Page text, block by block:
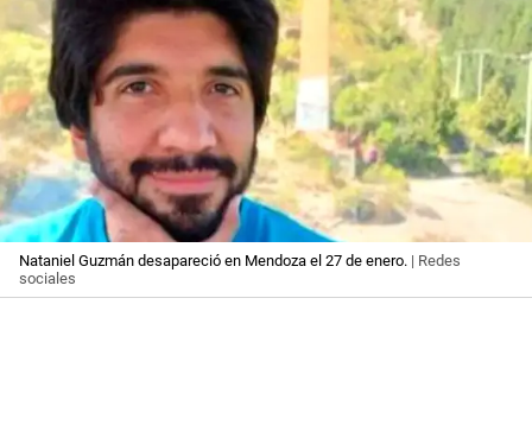
Nataniel Guzmán desapareció en Mendoza el 27 de enero. | Redes
sociales